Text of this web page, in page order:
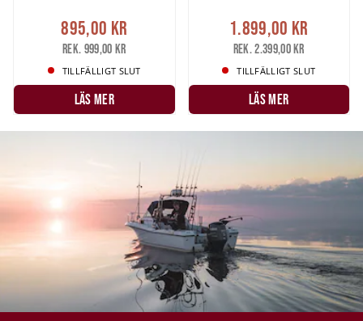
895,00 kr
Rek. 999,00 kr
TILLFÄLLIGT SLUT
LÄS MER
1.899,00 kr
Rek. 2.399,00 kr
TILLFÄLLIGT SLUT
LÄS MER